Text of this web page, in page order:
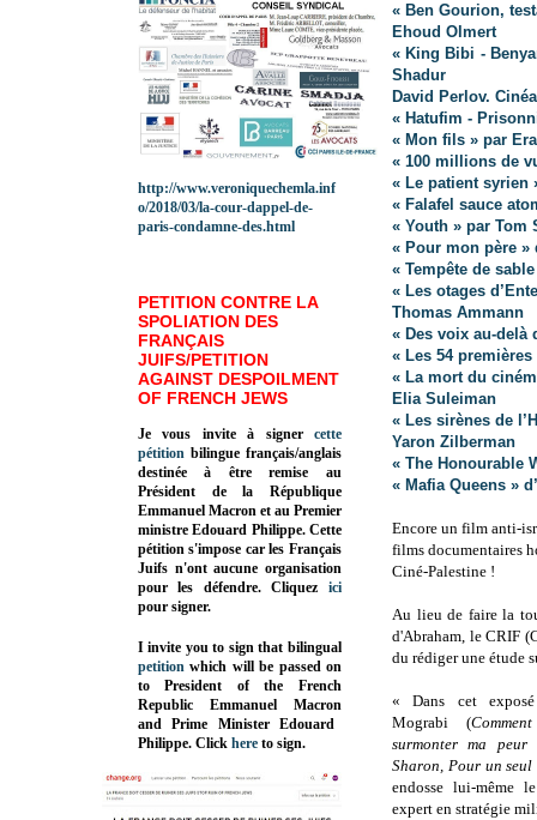
« Ben Gourion,
Ehoud Olmert
« King Bibi -
Shadur
David Perlov.
« Hatufim -
« Mon fils » par
« 100 millions de
« Le patient syrien
« Falafel sauce
« Youth » par Tom
« Pour mon père »
« Tempête de
« Les otages
Thomas Ammann
« Des voix au-delà
« Les 54
« La mort du
Elia Suleiman
« Les sirènes de
Yaron Zilberman
« The Honourable
« Mafia Queens »
Encore un film anti-
films documentaires
Ciné-Palestine !
Au lieu de faire la
d'Abraham, le CRIF
du rédiger une étude
« Dans cet
Mograbi (
surmonter ma
Sharon, Pour un seul
endosse lui-même
expert en stratégie
http://www.veroniquechemla.inf
o/2018/03/la-cour-dappel-de-
paris-condamne-des.html
PETITION CONTRE LA
SPOLIATION DES
FRANÇAIS
JUIFS/PETITION
AGAINST DESPOILMENT
OF FRENCH JEWS
Je vous invite à signer cette
pétition bilingue français/anglais
destinée à être remise au
Président de la République
Emmanuel Macron et au Premier
ministre Edouard Philippe. Cette
pétition s'impose car les Français
Juifs n'ont aucune organisation
pour les défendre. Cliquez
ici
pour signer.
I invite you to sign that bilingual
petition which will be passed on
to President of the French
Republic Emmanuel Macron
and Prime MinisterEdouard
Philippe. Click here to sign.